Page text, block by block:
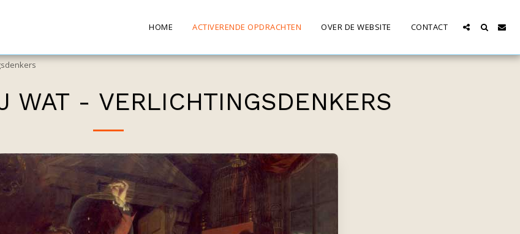
HOME ACTIVERENDE OPDRACHTEN OVER DE WEBSITE CONTACT
WAT - VERLICHTINGSDENKERS